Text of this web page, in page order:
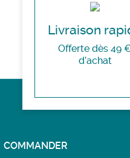
Livraison
Offerte dès 49
d’achat
COMMANDER